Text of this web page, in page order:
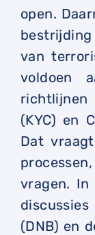
open.
van
voldoen
(KYC) en
Dat
vragen.
(DNB) en